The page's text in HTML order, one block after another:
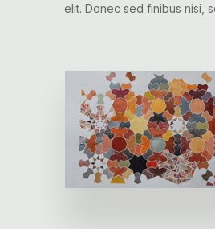
elit. Donec sed finibus nisi,